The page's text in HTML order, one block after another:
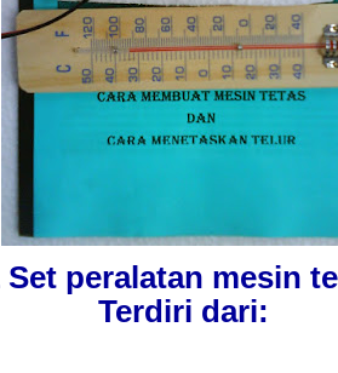
Set peralatan mesin
Terdiri dari: